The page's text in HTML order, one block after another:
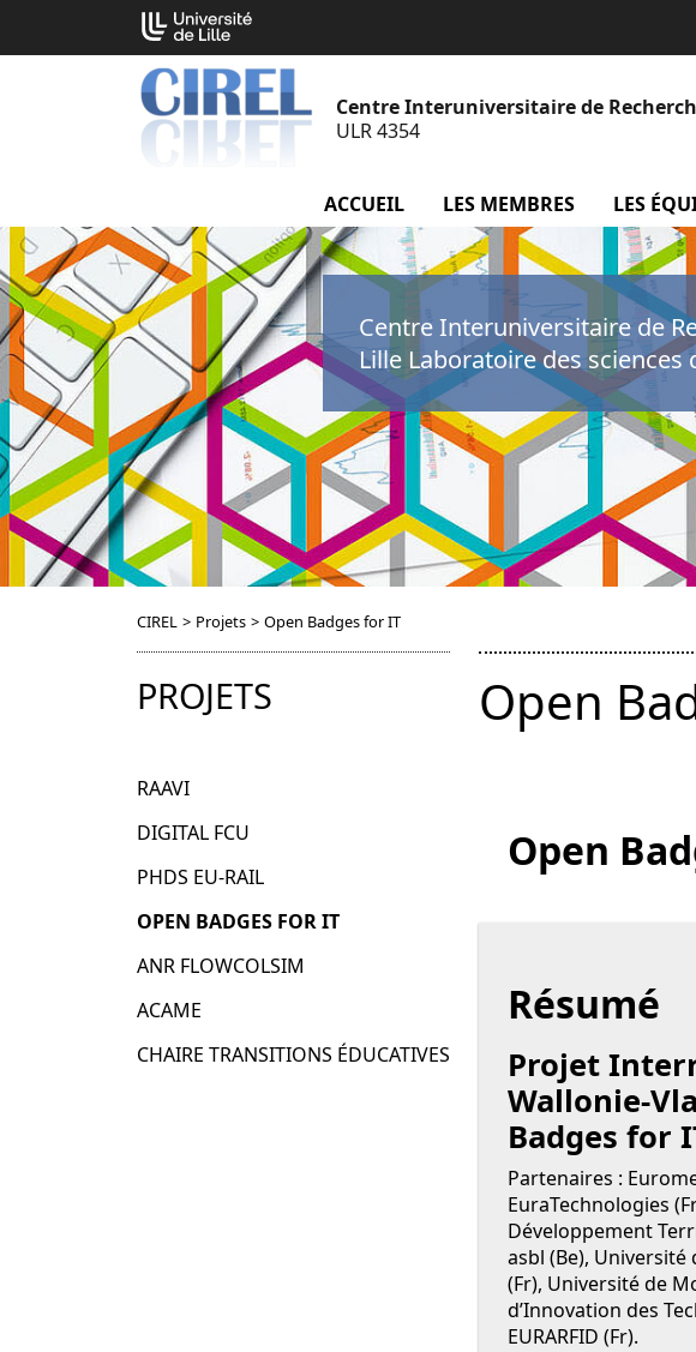
Centre Interuniversitaire de
ULR 4354
ACCUEIL LES MEMBRES menu
LES
Centre Interuniversitaire de
Lille Laboratoire des sciences
CIREL > Projets > Open Badges for IT
PROJETS
RAAVI
DIGITAL FCU
PHDS EU-RAIL
OPEN BADGES FOR IT
ANR FLOWCOLSIM
ACAME
CHAIRE TRANSITIONS ÉDUCATIVES
Open
Open
Résumé
Projet
Wallonie-
Badges for
Partenaires :
EuraTechnologies
Développement
asbl (Be), Université
(Fr), Université de
d’Innovation des
EURARFID (Fr).
Cookies management panel